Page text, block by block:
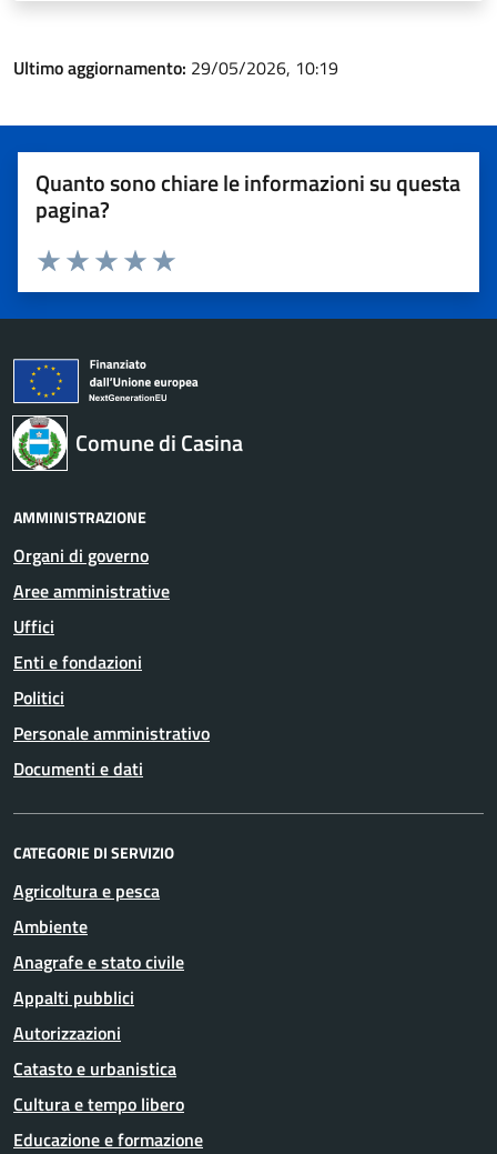
Ultimo aggiornamento: 29/05/2026, 10:19
Quanto sono chiare le informazioni su questa
pagina?
Valuta 5 stelle su 5
Valuta 4 stelle su 5
Valuta 3 stelle su 5
Valuta 2 stelle su 5
Valuta 1 stelle su 5
Comune di Casina
AMMINISTRAZIONE
Organi di governo
Aree amministrative
Uffici
Enti e fondazioni
Politici
Personale amministrativo
Documenti e dati
CATEGORIE DI SERVIZIO
Agricoltura e pesca
Ambiente
Anagrafe e stato civile
Appalti pubblici
Autorizzazioni
Catasto e urbanistica
Cultura e tempo libero
Educazione e formazione